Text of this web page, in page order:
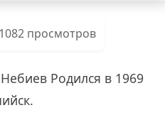
1082 просмотров
Родился в 1969